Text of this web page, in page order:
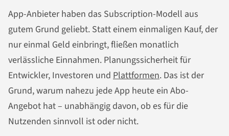
App-Anbieter haben das Subscription-Modell aus
gutem Grund geliebt. Statt einem einmaligen Kauf, der
nur einmal Geld einbringt, fließen monatlich
verlässliche Einnahmen. Planungssicherheit für
Entwickler, Investoren und Plattformen. Das ist der
Grund, warum nahezu jede App heute ein Abo-
Angebot hat – unabhängig davon, ob es für die
Nutzenden sinnvoll ist oder nicht.